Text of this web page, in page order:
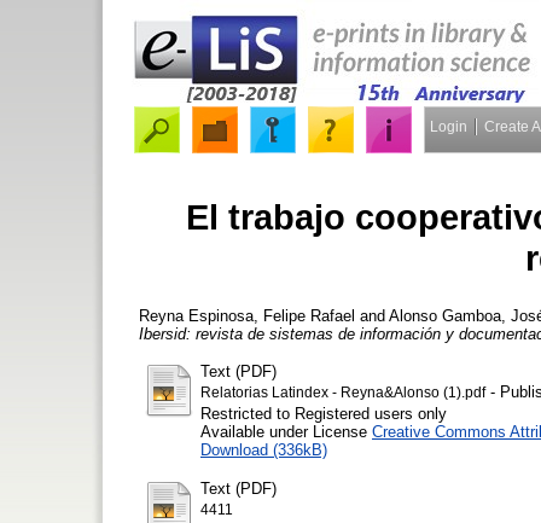
Login Create
El trabajo
Reyna Espinosa, Felipe Rafael and Alonso Gamboa,
Ibersid: revista de sistemas de información y
Text (PDF)
Relatorias Latindex - Reyna&Alonso (1).pdf-
Restricted to Registered users only
Available under License Creative Commons
Download (336kB)
Text (PDF)
4411